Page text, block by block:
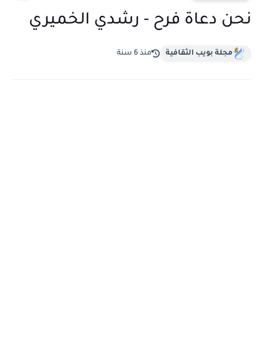
نحن دعاة فرح - رشدي الخميري
مجلة بويب الثقافية منذ 6 سنة